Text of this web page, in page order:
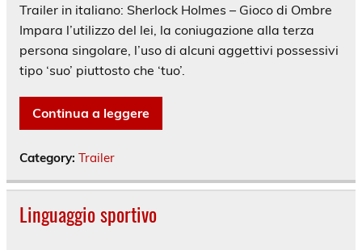
Trailer in italiano: Sherlock Holmes – Gioco di Ombre
Impara l’utilizzo del lei, la coniugazione alla terza
persona singolare, l’uso di alcuni aggettivi possessivi
tipo ‘suo’ piuttosto che ‘tuo’.
Continua a leggere
Category: Trailer
Linguaggio sportivo